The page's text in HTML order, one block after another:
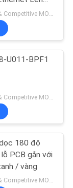
22
U011-BPF1
180 độ
PCB gắn với
/ vàng
Preferential & Competitive MOQ:3000